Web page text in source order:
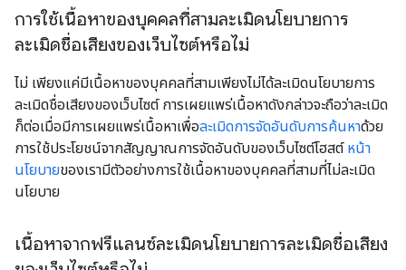
การใช้เนื้อหาของบุคคลที่สามละเมิดนโยบายการ
ละเมิดชื่อเสียงของเว็บไซต์หรือไม่
ไม่ เพียงแค่มีเนื้อหาของบุคคลที่สามเพียงไม่ได้ละเมิดนโยบายการ
ละเมิดชื่อเสียงของเว็บไซต์ การเผยแพร่เนื้อหาดังกล่าวจะถือว่าละเมิด
ก็ต่อเมื่อมีการเผยแพร่เนื้อหาเพื่อละเมิดการจัดอันดับการค้นหาด้วย
การใช้ประโยชน์จากสัญญาณการจัดอันดับของเว็บไซต์โฮสต์ หน้า
นโยบายของเรามีตัวอย่างการใช้เนื้อหาของบุคคลที่สามที่ไม่ละเมิด
นโยบาย
เนื้อหาจากฟรีแลนซ์ละเมิดนโยบายการละเมิดชื่อเสียง